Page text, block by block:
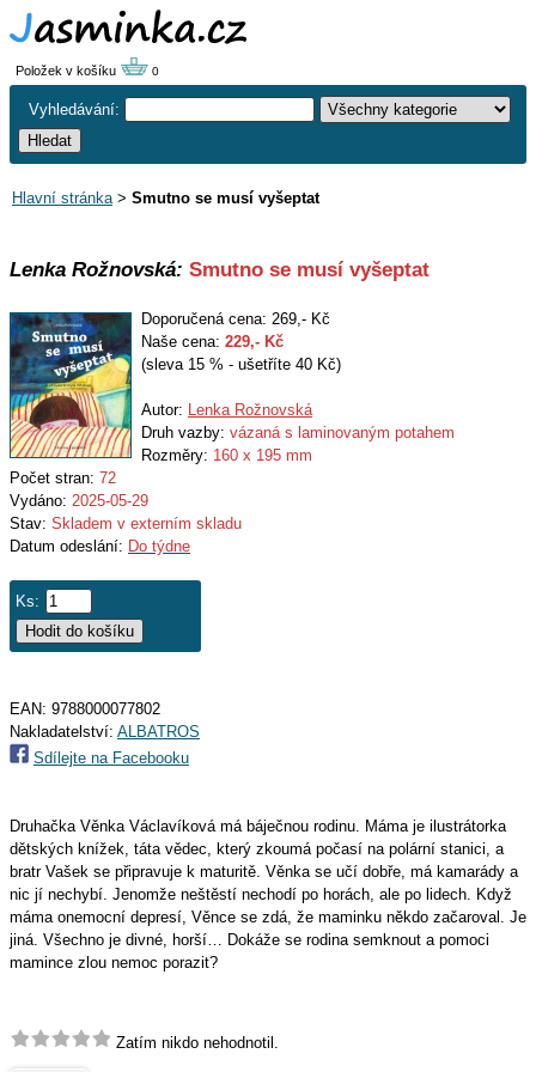
Položek v košíku 0
Vyhledávání:
Hlavní stránka> Smutno se musí vyšeptat
Lenka Rožnovská: Smutno se musí vyšeptat
Doporučená cena: 269,- Kč
Naše cena: 229,- Kč
(sleva 15 % - ušetříte 40 Kč)
Autor: Lenka Rožnovská
Druh vazby: vázaná s laminovaným potahem
Rozměry: 160 x 195 mm
Počet stran: 72
Vydáno: 2025-05-29
Stav: Skladem v externím skladu
Datum odeslání: Do týdne
Ks:
EAN: 9788000077802
Nakladatelství: ALBATROS
Sdílejte na Facebooku
Druhačka Věnka Václavíková má báječnou rodinu. Máma je ilustrátorka
dětských knížek, táta vědec, který zkoumá počasí na polární stanici, a
bratr Vašek se připravuje k maturitě. Věnka se učí dobře, má kamarády a
nic jí nechybí. Jenomže neštěstí nechodí po horách, ale po lidech. Když
máma onemocní depresí, Věnce se zdá, že maminku někdo začaroval. Je
jiná. Všechno je divné, horší… Dokáže se rodina semknout a pomoci
mamince zlou nemoc porazit?
Zatím nikdo nehodnotil.